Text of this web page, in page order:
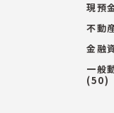
現預
不動
金融
一般
(50)